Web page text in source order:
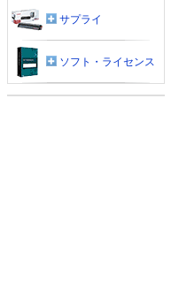
サプライ
ソフト・ライセンス